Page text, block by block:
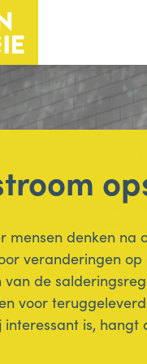
Voor
mensen denken na
veranderingen
van de
voor
is, hangt